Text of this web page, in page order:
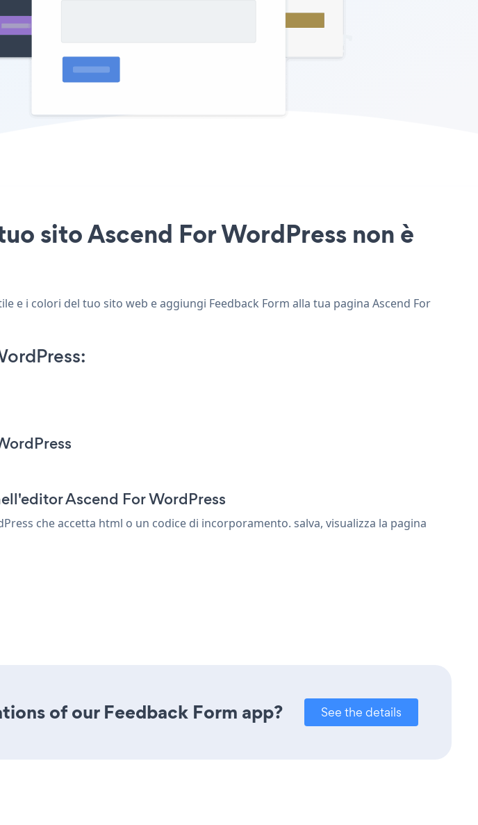
sito Ascend For WordPress non è
e i colori del tuo sito web e aggiungi Feedback Form alla tua pagina Ascend For
Ascend For WordPress
che accetta html o un codice di incorporamento. salva, visualizza la pagina
of our Feedback Form app? See the details